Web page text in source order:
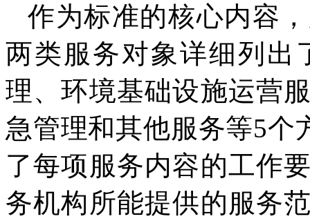
作为标准的核心内容
两类服务对象详细列出
理、环境基础设施运营
急管理和其他服务等5个
了每项服务内容的工作
务机构所能提供的服务